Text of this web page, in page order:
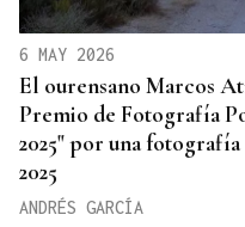
6 MAY 2026
El ourensano Marcos
Premio de Fotografía
2025" por una
2025
ANDRÉS GARCÍA